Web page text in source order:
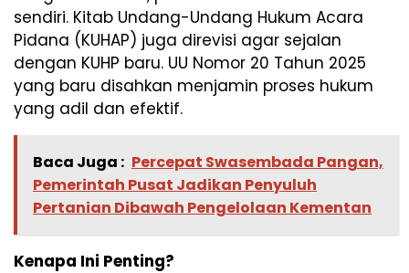
sendiri. Kitab Undang-Undang Hukum Acara
Pidana (KUHAP) juga direvisi agar sejalan
dengan KUHP baru. UU Nomor 20 Tahun 2025
yang baru disahkan menjamin proses hukum
yang adil dan efektif.
Baca Juga : Percepat Swasembada Pangan,
Pemerintah Pusat Jadikan Penyuluh
Pertanian Dibawah Pengelolaan Kementan
Kenapa Ini Penting?